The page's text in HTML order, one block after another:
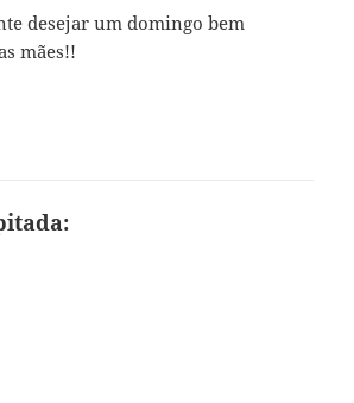
desejar um domingo bem
mães!!